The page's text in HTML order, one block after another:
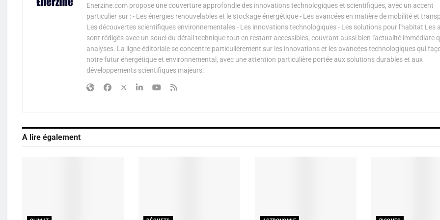
Enerzine.com propose une couverture approfondie des innovations technologiques et scientifiques, avec un accent
particulier sur : - Les énergies renouvelables et le stockage énergétique - Les avancées en matière de mobilité et
Les découvertes scientifiques environnementales - Les innovations technologiques - Les solutions pour l'habitat Les
sont rédigés avec un souci du détail technique tout en restant accessibles, couvrant aussi bien l'actualité immédiate
analyses. La ligne éditoriale se concentre particulièrement sur les innovations et les avancées technologiques qui
notre futur énergétique et environnemental, avec une attention particulière portée aux solutions durables et aux
développements scientifiques majeurs.
A lire également